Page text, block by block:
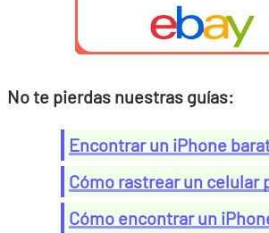
No te pierdas nuestras guías:
Encontrar un iPhone
Cómo rastrear un celular
Cómo encontrar un